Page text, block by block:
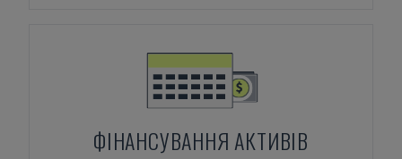
ФІНАНСУВАННЯ АКТИВІВ